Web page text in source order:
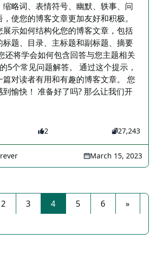
略词、表情符号、幽默、轶事、问
使您的博客文章更加友好和积极。
展示如何结构化您的博客文章，包括
题、目录、主标题和副标题、摘要
还将学会如何包含回答与您主题相关
5个常见问题解答。 通过这个提示，
对读者有用和有趣的博客文章。 您
愉快！ 准备好了吗? 那么让我们开
2 27,243
March 15, 2023
2 3 4 5 6
»